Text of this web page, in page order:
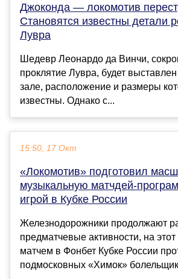
Джоконда — локомотив
Становятся известны детали
Лувра
Шедевр Леонардо да Винчи,
проклятие Лувра, будет
зале, расположение и размеры
известны. Однако с...
15:50, 17 Окт
«Локомотив» подготовил
музыкальную матчдей-
игрой в Кубке России
Железнодорожники продолжают
предматчевые активности, на
матчем в Фонбет Кубке России
подмосковных «Химок»